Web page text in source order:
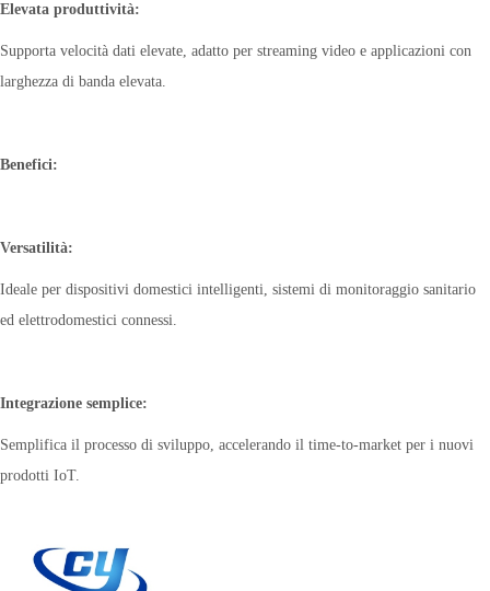
Elevata produttività:
Supporta velocità dati elevate, adatto per streaming video e applicazioni con
larghezza di banda elevata.
Benefici:
Versatilità:
Ideale per dispositivi domestici intelligenti, sistemi di monitoraggio sanitario
ed elettrodomestici connessi.
Integrazione semplice:
Semplifica il processo di sviluppo, accelerando il time-to-market per i nuovi
prodotti IoT.